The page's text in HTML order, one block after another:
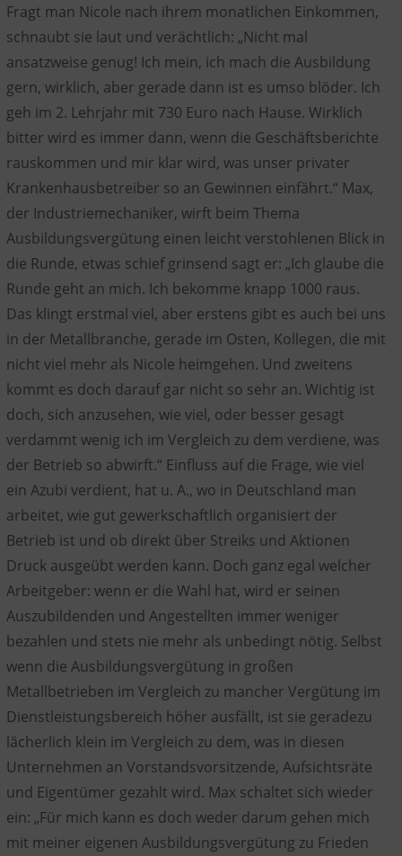
Fragt man Nicole nach ihrem monatlichen Einkommen,
schnaubt sie laut und verächtlich: „Nicht mal
ansatzweise genug! Ich mein, ich mach die Ausbildung
gern, wirklich, aber gerade dann ist es umso blöder. Ich
geh im 2. Lehrjahr mit 730 Euro nach Hause. Wirklich
bitter wird es immer dann, wenn die Geschäftsberichte
rauskommen und mir klar wird, was unser privater
Krankenhausbetreiber so an Gewinnen einfährt.“ Max,
der Industriemechaniker, wirft beim Thema
Ausbildungsvergütung einen leicht verstohlenen Blick in
die Runde, etwas schief grinsend sagt er: „Ich glaube die
Runde geht an mich. Ich bekomme knapp 1000 raus.
Das klingt erstmal viel, aber erstens gibt es auch bei uns
in der Metallbranche, gerade im Osten, Kollegen, die mit
nicht viel mehr als Nicole heimgehen. Und zweitens
kommt es doch darauf gar nicht so sehr an. Wichtig ist
doch, sich anzusehen, wie viel, oder besser gesagt
verdammt wenig ich im Vergleich zu dem verdiene, was
der Betrieb so abwirft.“ Einfluss auf die Frage, wie viel
ein Azubi verdient, hat u. A., wo in Deutschland man
arbeitet, wie gut gewerkschaftlich organisiert der
Betrieb ist und ob direkt über Streiks und Aktionen
Druck ausgeübt werden kann. Doch ganz egal welcher
Arbeitgeber: wenn er die Wahl hat, wird er seinen
Auszubildenden und Angestellten immer weniger
bezahlen und stets nie mehr als unbedingt nötig. Selbst
wenn die Ausbildungsvergütung in großen
Metallbetrieben im Vergleich zu mancher Vergütung im
Dienstleistungsbereich höher ausfällt, ist sie geradezu
lächerlich klein im Vergleich zu dem, was in diesen
Unternehmen an Vorstandsvorsitzende, Aufsichtsräte
und Eigentümer gezahlt wird. Max schaltet sich wieder
ein: „Für mich kann es doch weder darum gehen mich
mit meiner eigenen Ausbildungsvergütung zu Frieden